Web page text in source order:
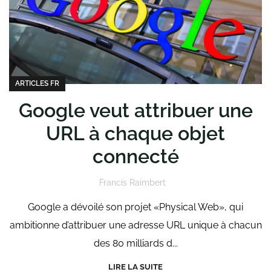
ARTICLES FR
Google veut attribuer une
URL à chaque objet
connecté
Francis Raimbert
Google a dévoilé son projet «Physical Web», qui
ambitionne d’attribuer une adresse URL unique à chacun
des 80 milliards d...
LIRE LA SUITE